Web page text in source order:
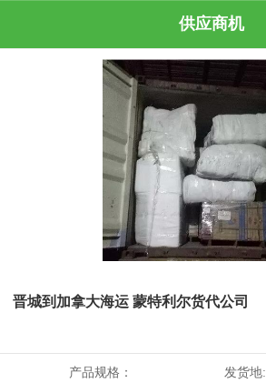
供应商机
晋城到加拿大海运 蒙特利尔货代公司
产品规格： 发货地: